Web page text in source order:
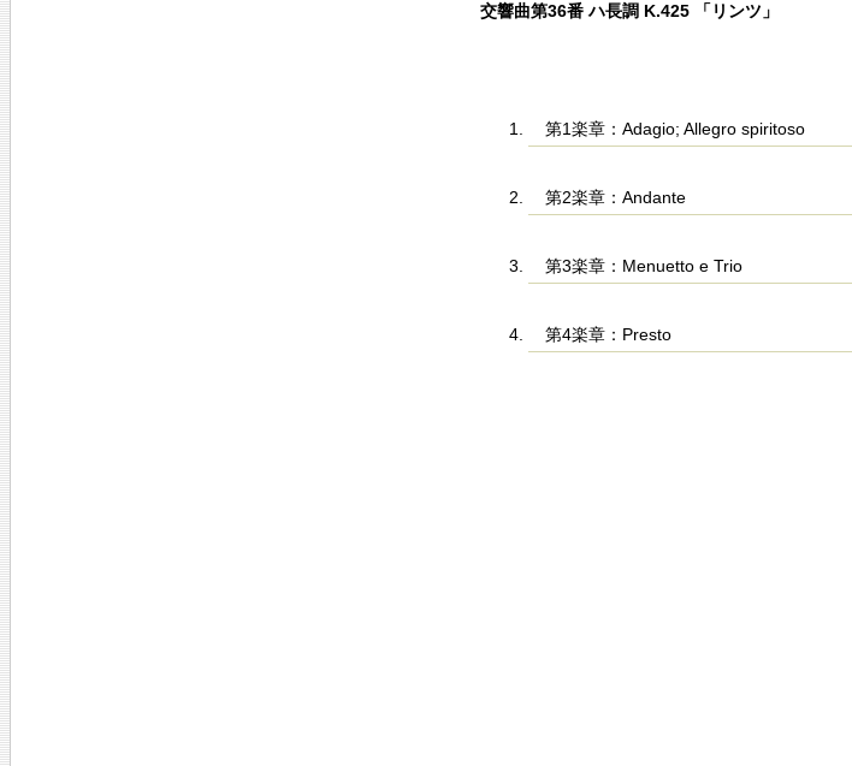
交響曲第36番 ハ長調 K.425 「リンツ」
第1楽章：Adagio; Allegro spiritoso
第2楽章：Andante
第3楽章：Menuetto e Trio
第4楽章：Presto